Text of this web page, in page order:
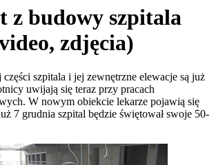
z budowy szpitala
zdjęcia)
szpitala i jej zewnętrzne elewacje są już
uwijają się teraz przy pracach
W nowym obiekcie lekarze pojawią się
7 grudnia szpital będzie świętował swoje 50-